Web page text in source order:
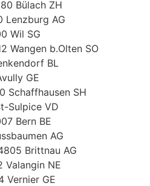
Bülach ZH
Lenzburg AG
Wil SG
Wangen b.Olten SO
BL
GE
Schaffhausen SH
Sulpice VD
Bern BE
AG
Brittnau AG
Valangin NE
Vernier GE